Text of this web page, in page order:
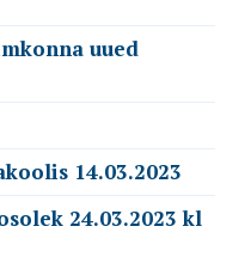
uued
14.03.2023
24.03.2023 kl